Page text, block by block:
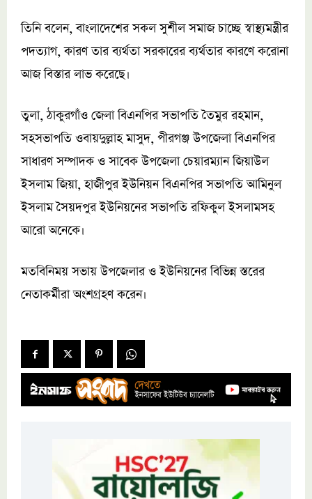
তিনি বলেন, বাংলাদেশের সকল সুশীল সমাজ চাচ্ছে স্বাস্থ্যমন্ত্রীর
পদত্যাগ, কারণ তার ব্যর্থতা সরকারের ব্যর্থতার কারণে করোনা
আজ বিস্তার লাভ করেছে।
তুলা, ঠাকুরগাঁও জেলা বিএনপির সভাপতি তৈমুর রহমান,
সহসভাপতি ওবায়দুল্লাহ মাসুদ, পীরগঞ্জ উপজেলা বিএনপির
সাধারণ সম্পাদক ও সাবেক উপজেলা চেয়ারম্যান জিয়াউল
ইসলাম জিয়া, হাজীপুর ইউনিয়ন বিএনপির সভাপতি আমিনুল
ইসলাম সৈয়দপুর ইউনিয়নের সভাপতি রফিকুল ইসলামসহ
আরো অনেকে।
মতবিনিময় সভায় উপজেলার ও ইউনিয়নের বিভিন্ন স্তরের
নেতাকর্মীরা অংশগ্রহণ করেন।